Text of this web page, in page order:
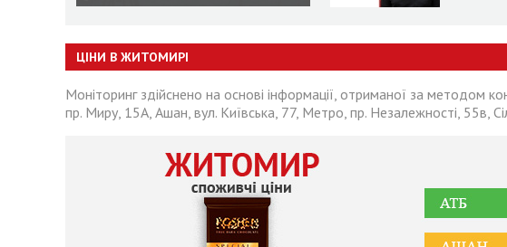
ЦІНИ В ЖИТОМИРІ
Моніторинг здійснено на основі інформації, отриманої за методом
пр. Миру, 15А, Ашан, вул. Київська, 77, Метро, пр. Незалежності, 55в,